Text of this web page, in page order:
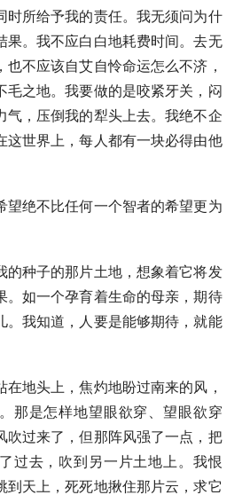
时所给予我的责任。我无须问为什
果。我不应白白地耗费时间。去无
不应该自艾自怜命运怎么不济，
毛之地。我要做的是咬紧牙关，闷
气，压倒我的犁头上去。我绝不企
这世界上，每人都有一块必得由他
望绝不比任何一个智者的希望更为
的种子的那片土地，想象着它将发
。如一个孕育着生命的母亲，期待
。我知道，人要是能够期待，就能
在地头上，焦灼地盼过南来的风，
那是怎样地望眼欲穿、望眼欲穿
吹过来了，但那阵风强了一点，把
过去，吹到另一片土地上。我恨
到天上，死死地揪住那片云，求它